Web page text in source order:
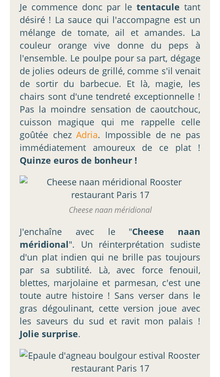
Je commence donc par letentaculetant
désiré ! La sauce qui l'accompagne est un
mélange de tomate, ail et amandes. La
couleur orange vive donne du peps à
l'ensemble. Le poulpe pour sa part, dégage
de jolies odeurs de grillé, comme s'il venait
de sortir du barbecue. Et là, magie, les
chairs sont d'une tendreté exceptionnelle !
Pas la moindre sensation de caoutchouc,
cuisson magique qui me rappelle celle
goûtée chezAdria. Impossible de ne pas
immédiatement amoureux de ce plat !
Quinze euros de bonheur !
Cheese naan méridional
J'enchaîne avec le "Cheese naan
méridional". Un réinterprétation sudiste
d'un plat indien qui ne brille pas toujours
par sa subtilité. Là, avec force fenouil,
blettes, marjolaine et parmesan, c'est une
toute autre histoire ! Sans verser dans le
gras dégoulinant, cette version joue avec
les saveurs du sud et ravit mon palais !
Jolie surprise.